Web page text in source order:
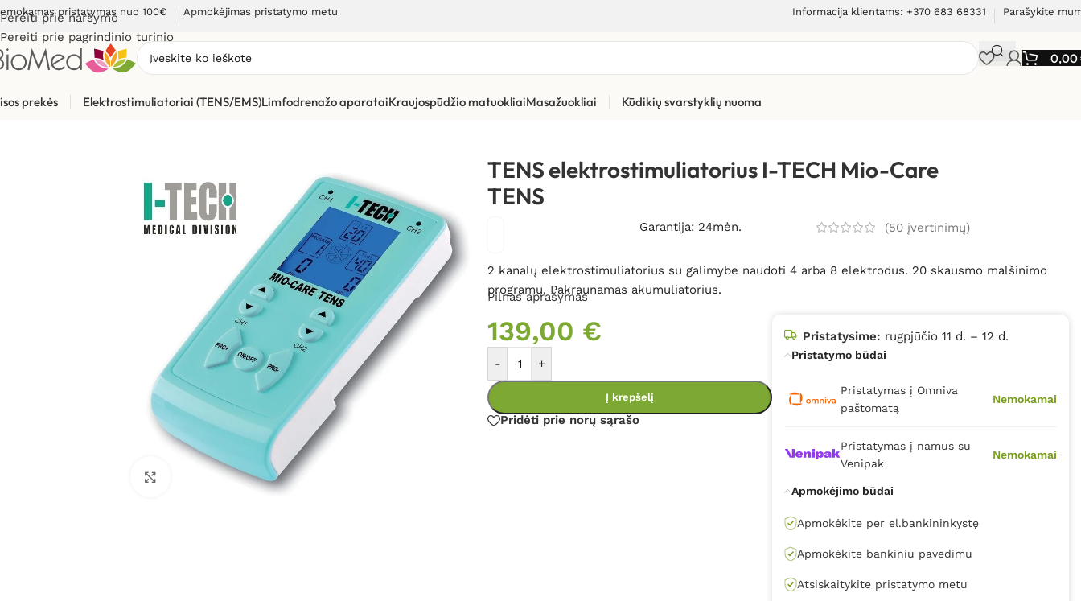
Pereiti prie naršymo
Pereiti prie pagrindinio turinio
pristatymas nuo 100€ Apmokėjimas pristatymo metu Informacija klientams: +370 683 68331 Parašykite
0,00
prekės Elektrostimuliatoriai (TENS/EMS)Limfodrenažo aparataiKraujospūdžio matuokliaiMasažuokliai Kūdikių svarstyklių nuoma
Elektrostimuliacijai (TENS / EMS) TENS elektrostimuliatorius I-TECH Mio-Care TENS
Spustelėkite, kad padidintumėte
TENS elektrostimuliatorius I-TECH Mio-Care
TENS
Garantija: 24mėn. (50įvertinimų)
2 kanalų elektrostimuliatorius su galimybe naudoti 4 arba 8 elektrodus. 20 skausmo malšinimo
programų. Pakraunamas akumuliatorius.
Pilnas aprašymas
139,00 €
- +
Į krepšelį
Pridėti prie norų sąrašo
Pristatysime: rugpjūčio 11 d. – 12 d.
Pristatymo būdai
Pristatymas į Omniva
paštomatą
Nemokamai
Pristatymas į namus su
Venipak
Nemokamai
Apmokėjimo būdai
Apmokėkite per el.bankininkystę
Apmokėkite bankiniu pavedimu
Atsiskaitykite pristatymo metu